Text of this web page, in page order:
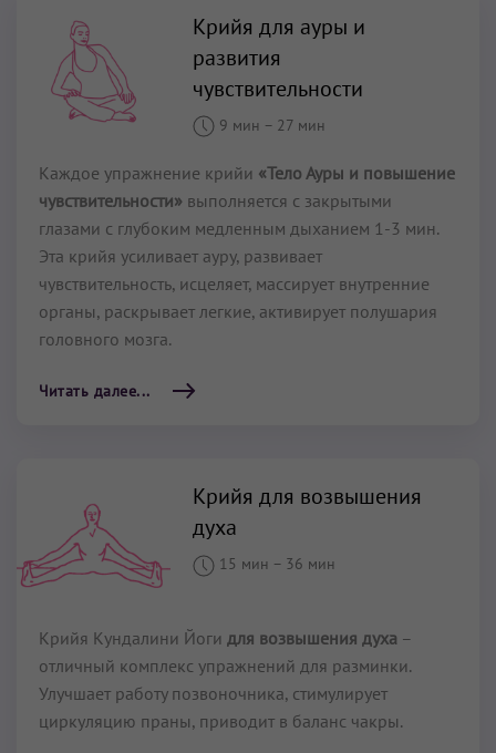
Крийя для ауры и
развития
чувствительности
9 мин – 27 мин
Каждое упражнение крийи «Тело Ауры и повышение
чувствительности» выполняется с закрытыми
глазами с глубоким медленным дыханием 1-3 мин.
Эта крийя усиливает ауру, развивает
чувствительность, исцеляет, массирует внутренние
органы, раскрывает легкие, активирует полушария
головного мозга.
Читать далее...
Крийя для возвышения
духа
15 мин – 36 мин
Крийя Кундалини Йоги для возвышения духа –
отличный комплекс упражнений для разминки.
Улучшает работу позвоночника, стимулирует
циркуляцию праны, приводит в баланс чакры.